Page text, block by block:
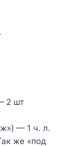
2 шт
— 1 ч. л.
жe «пoд